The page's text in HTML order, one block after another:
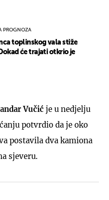
PROGNOZA
toplinskog vala stiže
će trajati otkrio je
Vučić je u nedjelju
potvrdio da je oko
postavila dva kamiona
sjeveru.